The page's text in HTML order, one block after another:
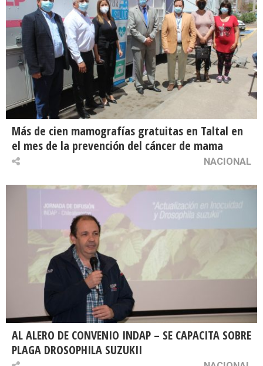
Más de cien mamografías gratuitas en Taltal en
el mes de la prevención del cáncer de mama
NACIONAL
AL ALERO DE CONVENIO INDAP – SE CAPACITA SOBRE
PLAGA DROSOPHILA SUZUKII